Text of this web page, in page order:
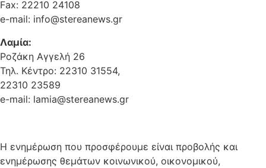
Fax: 22210 24108
e-mail: info@stereanews.gr
Λαμία:
Ροζάκη Αγγελή 26
Τηλ. Κέντρο: 22310 31554,
22310 23589
e-mail: lamia@stereanews.gr
Η ενημέρωση που προσφέρουμε είναι προβολής και
ενημέρωσης θεμάτων κοινωνικού, οικονομικού,